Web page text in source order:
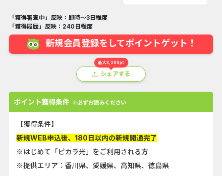
「獲得審査中」反映：即時～3日程度
「獲得履歴」反映：240日程度
新規会員登録をしてポイントゲット！
最大3,300pt
シェアする
ポイント獲得条件 ※必ずお読みください
【獲得条件】
新規WEB申込後、180日以内の新規開通完了
※はじめて「ピカラ光」をご利用される方
※提供エリア：香川県、愛媛県、高知県、徳島県